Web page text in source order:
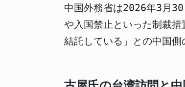
中国外務省は2026年3月
や入国禁止といった制裁
結託している」との中国側